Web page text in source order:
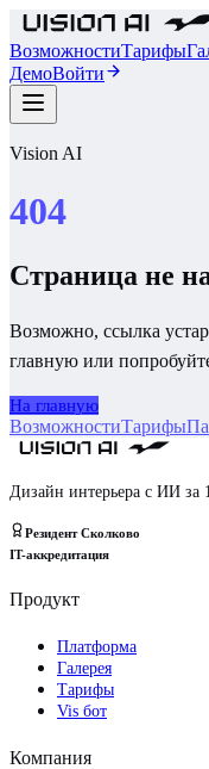
ВозможностиТарифы
ДемоВойти
Vision AI
404
Страница не
Возможно, ссылка
главную или
На главную
ВозможностиТарифы
Дизайн интерьера с ИИ за
Резидент Сколково
IT-аккредитация
Продукт
Платформа
Галерея
Тарифы
Vis бот
Компания